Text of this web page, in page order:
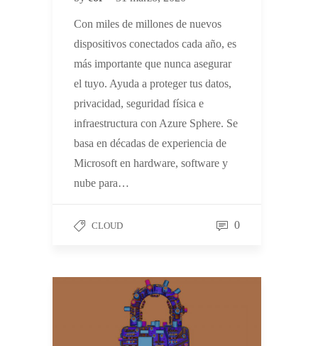
Con miles de millones de nuevos
dispositivos conectados cada año, es
más importante que nunca asegurar
el tuyo. Ayuda a proteger tus datos,
privacidad, seguridad física e
infraestructura con Azure Sphere. Se
basa en décadas de experiencia de
Microsoft en hardware, software y
nube para…
CLOUD 0